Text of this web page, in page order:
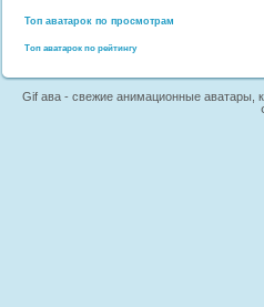
Топ аватарок по просмотрам
Топ аватарок по рейтингу
Gif ава - свежие анимационные аватары,